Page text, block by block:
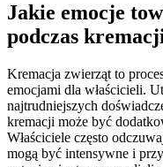
Jakie emocje
podczas
Kremacja zwierząt to
emocjami dla właścicieli.
najtrudniejszych
kremacji może być
Właściciele często
mogą być intensywne i